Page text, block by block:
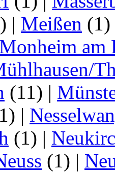
| Meißen (1)
Monheim am
(11) |
|
(1) |
(1) |